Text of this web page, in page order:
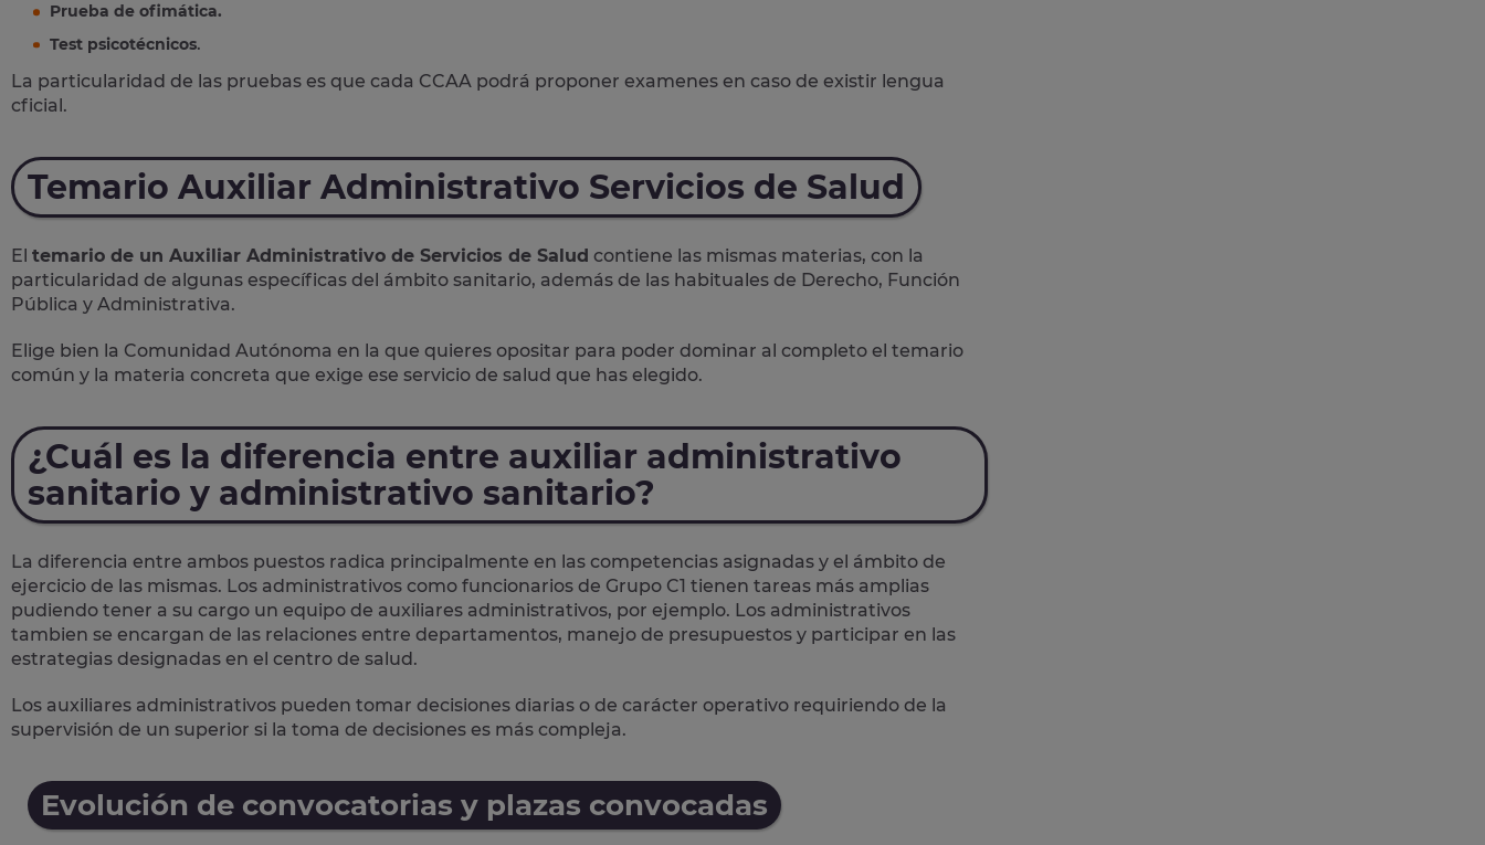
Prueba de ofimática.
Test psicotécnicos.
La particularidad de las pruebas es que cada CCAA podrá proponer examenes en caso de existir lengua
cficial.
Temario Auxiliar Administrativo Servicios de Salud
El temario de un Auxiliar Administrativo de Servicios de Salud contiene las mismas materias, con la
particularidad de algunas específicas del ámbito sanitario, además de las habituales de Derecho, Función
Pública y Administrativa.
Elige bien la Comunidad Autónoma en la que quieres opositar para poder dominar al completo el temario
común y la materia concreta que exige ese servicio de salud que has elegido.
¿Cuál es la diferencia entre auxiliar administrativo
sanitario y administrativo sanitario?
La diferencia entre ambos puestos radica principalmente en las competencias asignadas y el ámbito de
ejercicio de las mismas. Los administrativos como funcionarios de Grupo C1 tienen tareas más amplias
pudiendo tener a su cargo un equipo de auxiliares administrativos, por ejemplo. Los administrativos
tambien se encargan de las relaciones entre departamentos, manejo de presupuestos y participar en las
estrategias designadas en el centro de salud.
Los auxiliares administrativos pueden tomar decisiones diarias o de carácter operativo requiriendo de la
supervisión de un superior si la toma de decisiones es más compleja.
Evolución de convocatorias y plazas convocadas